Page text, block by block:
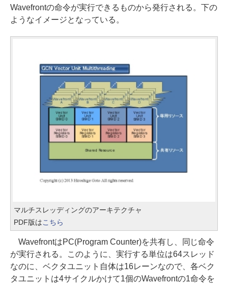
Wavefrontの命令が実行できるものから発行される。下の
ようなイメージとなっている。
マルチスレッディングのアーキテクチャ
PDF版はこちら
WavefrontはPC(Program Counter)を共有し、同じ命令
が実行される。このように、実行する単位は64スレッド
なのに、ベクタユニット自体は16レーンなので、各ベク
タユニットは4サイクルかけて1個のWavefrontの1命令を